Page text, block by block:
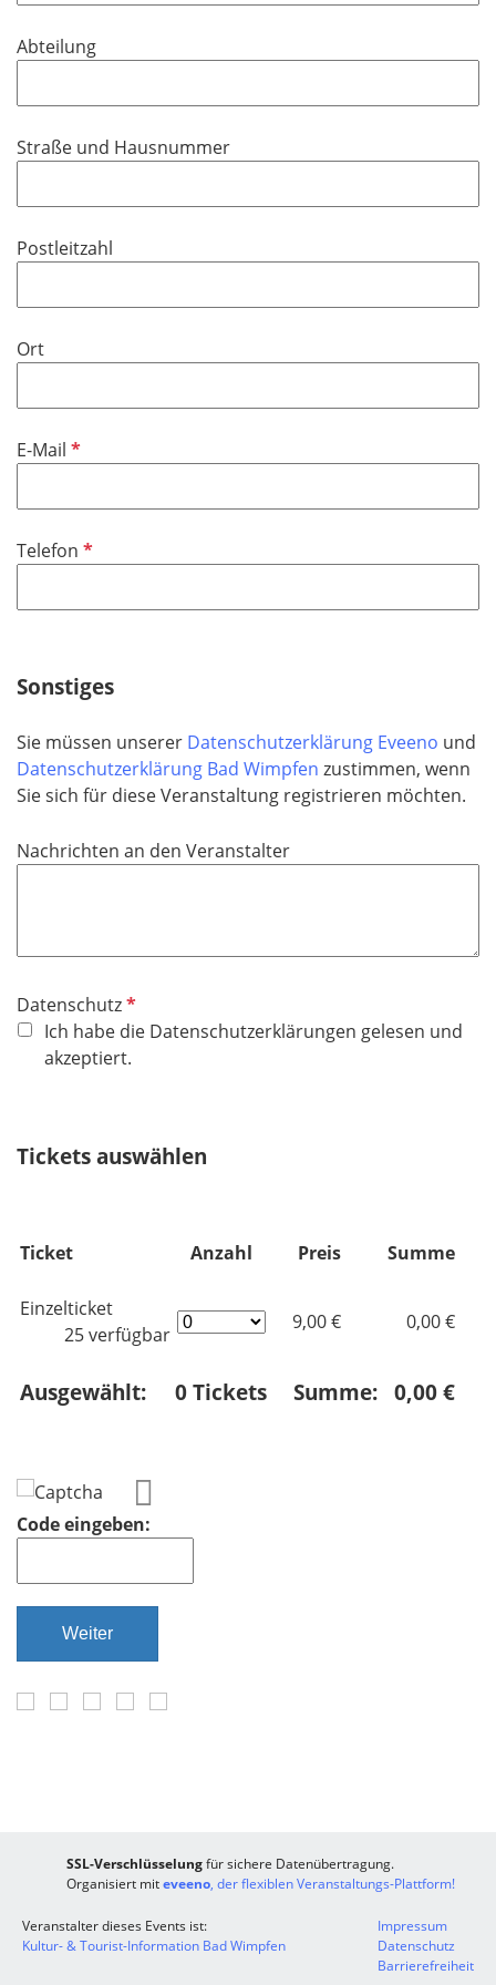
d
e
d
Abteilung
Straße und Hausnummer
Postleitzahl
Ort
E-Mail P
l
c
t
l
Telefon P
l
h
f
e
Sonstiges
Sie müssen unserer Datenschutzerklärung Eveeno und
Datenschutzerklärung Bad Wimpfen zustimmen, wenn
Sie sich für diese Veranstaltung registrieren möchten.
Nachrichten an den Veranstalter
DatenschutzP
f
l
t
Ich habe die Datenschutzerklärungen gelesen und
akzeptiert.
Tickets auswählen
Ticket Anzahl Preis Summe
Einzelticket
25 verfügbar
9,00 € 0,00 €
Ausgewählt: 0Tickets Summe: 0,00 €
Code eingeben:
Weiter
SSL-Verschlüsselungfür sichere Datenübertragung.
Organisiert miteveeno, der flexiblen Veranstaltungs-Plattform!
Veranstalter dieses Events ist:
Kultur- & Tourist-Information Bad Wimpfen
Impressum
Datenschutz
Barrierefreiheit